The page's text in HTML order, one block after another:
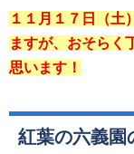
１１月１７日（土
ますが、おそらく
思います！
紅葉の六義園